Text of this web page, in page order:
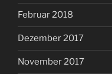
Februar 2018
Dezember 2017
November 2017